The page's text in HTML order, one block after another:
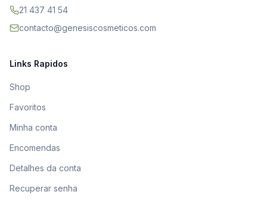
21 437 41 54
contacto@genesiscosmeticos.com
Links Rapidos
Shop
Favoritos
Minha conta
Encomendas
Detalhes da conta
Recuperar senha